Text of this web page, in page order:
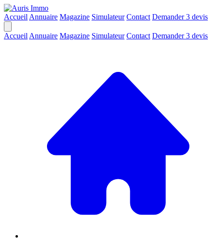
Accueil Annuaire Magazine Simulateur Contact Demander 3 devis
Accueil Annuaire Magazine Simulateur Contact Demander 3 devis